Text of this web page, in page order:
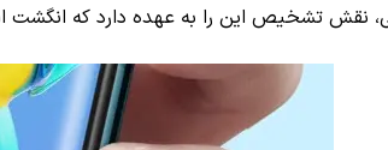
نقش تشخیص این را به عهده دارد که